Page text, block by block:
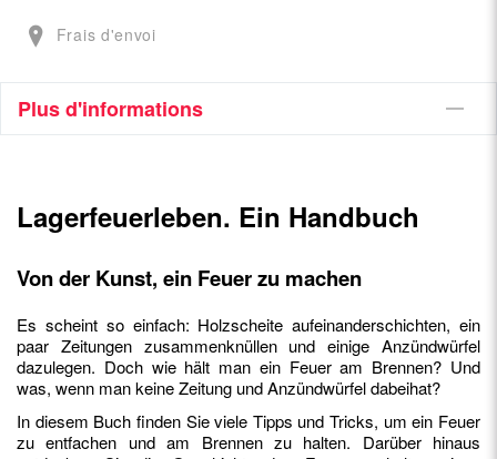
Frais d'envoi
Plus d'informations
Lagerfeuerleben. Ein Handbuch
Von der Kunst, ein Feuer zu machen
Es scheint so einfach: Holzscheite aufeinanderschichten, ein
paar Zeitungen zusammenknüllen und einige Anzündwürfel
dazulegen. Doch wie hält man ein Feuer am Brennen? Und
was, wenn man keine Zeitung und Anzündwürfel dabeihat?
In diesem Buch finden Sie viele Tipps und Tricks, um ein Feuer
zu entfachen und am Brennen zu halten. Darüber hinaus